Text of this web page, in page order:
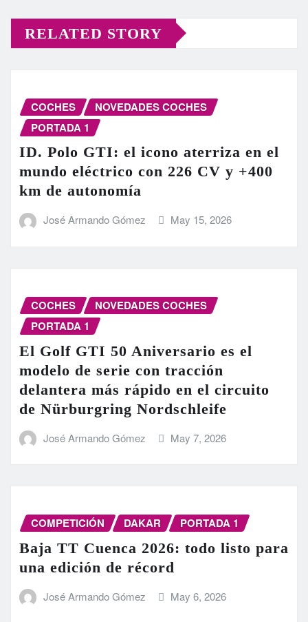
RELATED STORY
COCHES
NOVEDADES COCHES
PORTADA 1
ID. Polo GTI: el icono aterriza en el
mundo eléctrico con 226 CV y +400
km de autonomía
José Armando Gómez May 15, 2026
COCHES
NOVEDADES COCHES
PORTADA 1
El Golf GTI 50 Aniversario es el
modelo de serie con tracción
delantera más rápido en el circuito
de Nürburgring Nordschleife
José Armando Gómez May 7, 2026
COMPETICIÓN DAKAR PORTADA 1
Baja TT Cuenca 2026: todo listo para
una edición de récord
José Armando Gómez May 6, 2026